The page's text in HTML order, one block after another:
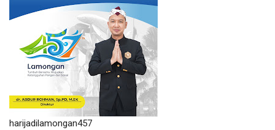
harijadilamongan457